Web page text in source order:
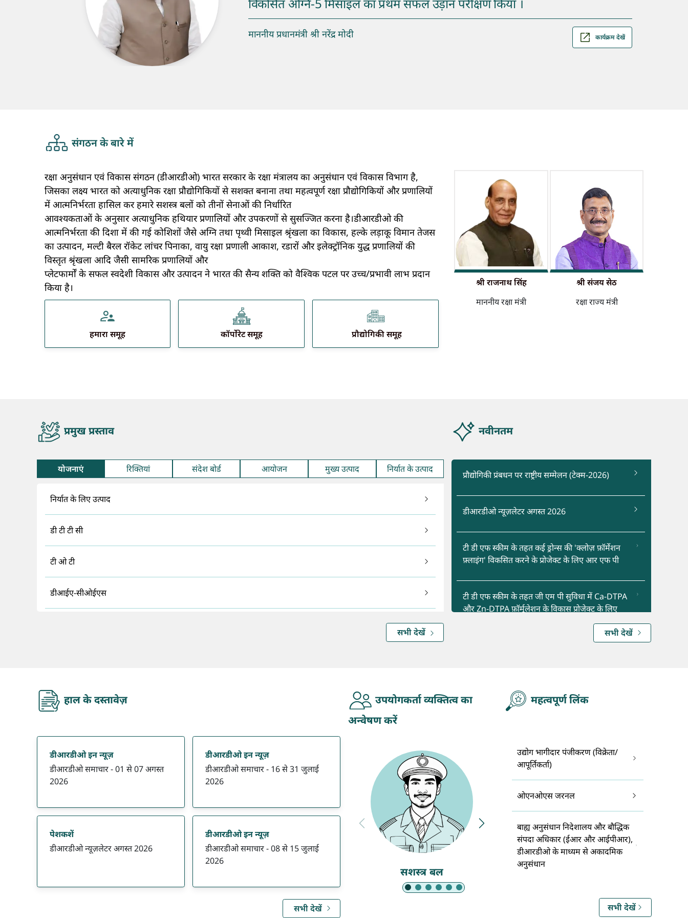
माननीय प्रधानमंत्री श्री नरेंद्र मोदी कार्यक्रम देखें
संगठन के बारे में
रक्षा अनुसंधान एवं विकास संगठन (डीआरडीओ) भारत सरकार के रक्षा मंत्रालय का अनुसंधान एवं विकास विभाग है,
जिसका लक्ष्य भारत को अत्याधुनिक रक्षा प्रौद्योगिकियों से सशक्त बनाना तथा महत्वपूर्ण रक्षा प्रौद्योगिकियों और प्रणालियों
में आत्मनिर्भरता हासिल कर हमारे सशस्त्र बलों को तीनों सेनाओं की निर्धारित
आवश्यकताओं के अनुसार अत्याधुनिक हथियार प्रणालियों और उपकरणों से सुसज्जित करना है।डीआरडीओ की
आत्मनिर्भरता की दिशा में की गई कोशिशों जैसे अग्नि तथा पृथ्वी मिसाइल श्रृंखला का विकास, हल्के लड़ाकू विमान तेजस
का उत्पादन, मल्टी बैरल रॉकेट लांचर पिनाका, वायु रक्षा प्रणाली आकाश, रडारों और इलेक्ट्रॉनिक युद्ध प्रणालियों की
विस्तृत श्रृंखला आदि जैसी सामरिक प्रणालियों और
प्लेटफार्मों के सफल स्वदेशी विकास और उत्पादन ने भारत की सैन्य शक्ति को वैश्विक पटल पर उच्च/प्रभावी लाभ प्रदान
किया है।
हमारा समूह कॉर्पोरेट समूह प्रौद्योगिकी समूह
श्री राजनाथ सिंह
माननीय रक्षा मंत्री
श्री संजय सेठ
रक्षा राज्य मंत्री
quicktabप्रमुख प्रस्ताव
योजनाएं रिक्तियां संदेश बोर्ड आयोजन मुख्य उत्पाद निर्यात के उत्पाद
निर्यात के लिए उत्पाद
डी टी टी सी
टी ओ टी
डीआईए-सीओईएस
निर्यात सपोर्ट
डीआरडीओ पेटेंट
सभी देखें
नवीनतम
प्रौद्योगिकी प्रंबधन पर राष्ट्रीय सम्मेलन (टेक्म-2026)
डीआरडीओ न्यूज़लेटर अगस्त 2026
टी डी एफ स्कीम के तहत कई ड्रोन्स की 'क्लोज़ फ़ॉर्मेशन
फ़्लाइंग' विकसित करने के प्रोजेक्ट के लिए आर एफ पी
टी डी एफ स्कीम के तहत जी एम पी सुविधा में Ca-DTPA
और Zn-DTPA फ़ॉर्मूलेशन के विकास प्रोजेक्ट के लिए
सभी देखें
recent-document
हाल के दस्तावेज़
डीआरडीओ इन न्यूज़
डीआरडीओ समाचार - 01 से 07 अगस्त
2026
डीआरडीओ इन न्यूज़
डीआरडीओ समाचार - 16 से 31 जुलाई
2026
पेशकशें
डीआरडीओ न्यूज़लेटर अगस्त 2026
डीआरडीओ इन न्यूज़
डीआरडीओ समाचार - 08 से 15 जुलाई
2026
सभी देखें
उपयोगकर्ता व्यक्तित्व का
अन्वेषण करें
सशस्त्र बल
महत्वपूर्ण लिंक
उद्योग भागीदार पंजीकरण (विक्रेता/
आपूर्तिकर्ता)
ओएनओएस जरनल
बाह्य अनुसंधान निदेशालय और बौद्धिक
संपदा अधिकार (ईआर और आईपीआर),
डीआरडीओ के माध्यम से अकादमिक
अनुसंधान
प्रणाली (एस ए एम ए आर) डी क्यू आर
सभी देखें